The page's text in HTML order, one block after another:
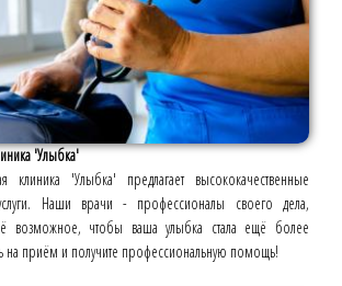
'Улыбка'
клиника 'Улыбка' предлагает высококачественные
услуги. Наши врачи - профессионалы своего дела,
возможное, чтобы ваша улыбка стала ещё более
на приём и получите профессиональную помощь!